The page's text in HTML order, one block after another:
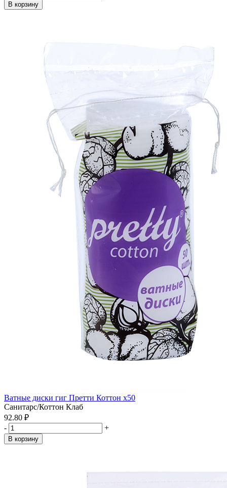
В корзину
Ватные диски гиг Претти Коттон x50
Санитарс/Коттон Клаб
92.80 ₽
-
+
В корзину